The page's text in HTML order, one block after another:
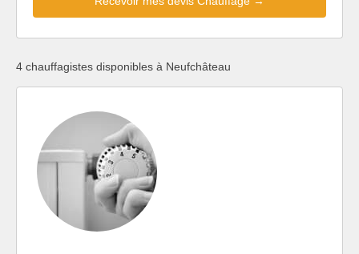
4 chauffagistes disponibles à Neufchâteau